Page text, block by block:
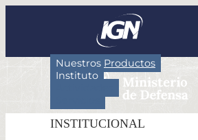
Nuestros Productos
Instituto
INSTITUCIONAL